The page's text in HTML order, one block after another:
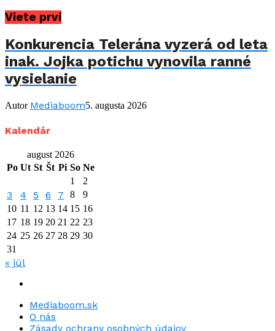
Viete prví
Konkurencia Telerána vyzerá od leta
inak. Jojka potichu vynovila ranné
vysielanie
Autor Mediaboom5. augusta 2026
Kalendár
august 2026
Po Ut St Št Pi So Ne
1
2
3 4 5 6 7 8
9
10 11 12 13 14 15 16
17 18 19 20 21 22 23
24 25 26 27 28 29 30
31
« júl
Mediaboom.sk
O nás
Zásady ochrany osobných údajov